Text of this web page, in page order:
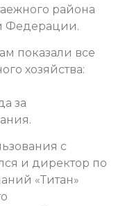
района
Федерации.
показали все
хозяйства:
за
с
и директор по
«Титан»